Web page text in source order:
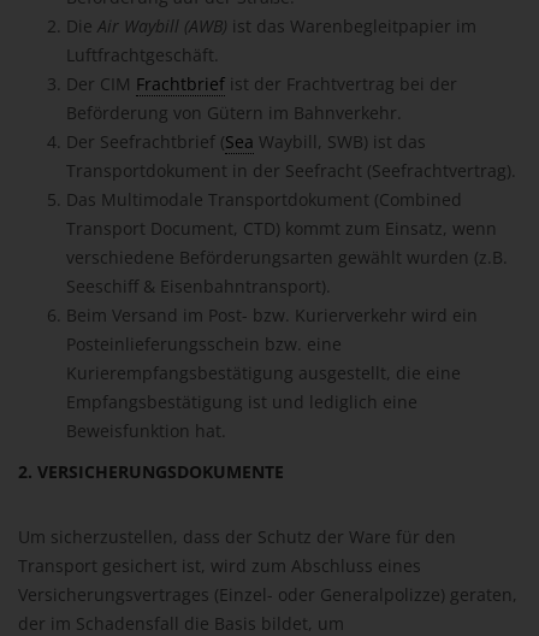
Die Air Waybill (AWB) ist das Warenbegleitpapier im
Luftfrachtgeschäft.
Der CIM Frachtbrief ist der Frachtvertrag bei der
Beförderung von Gütern im Bahnverkehr.
Der Seefrachtbrief (Sea Waybill, SWB) ist das
Transportdokument in der Seefracht (Seefrachtvertrag).
Das Multimodale Transportdokument (Combined
Transport Document, CTD) kommt zum Einsatz, wenn
verschiedene Beförderungsarten gewählt wurden (z.B.
Seeschiff & Eisenbahntransport).
Beim Versand im Post- bzw. Kurierverkehr wird ein
Posteinlieferungsschein bzw. eine
Kurierempfangsbestätigung ausgestellt, die eine
Empfangsbestätigung ist und lediglich eine
Beweisfunktion hat.
2. VERSICHERUNGSDOKUMENTE
Um sicherzustellen, dass der Schutz der Ware für den
Transport gesichert ist, wird zum Abschluss eines
Versicherungsvertrages (Einzel- oder Generalpolizze) geraten,
der im Schadensfall die Basis bildet, um